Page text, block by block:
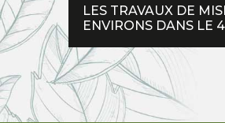
LES TRAVAUX DE
ENVIRONS DANS LE